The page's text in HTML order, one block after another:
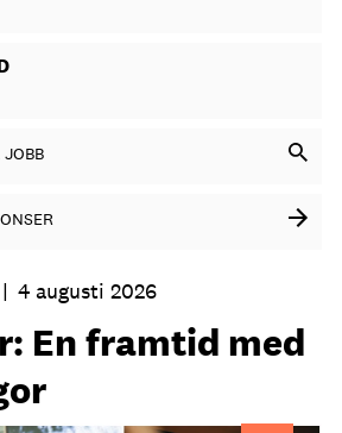
| 4 augusti 2026
En framtid med